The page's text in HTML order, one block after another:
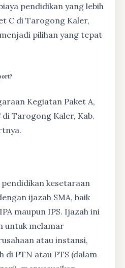
pendidikan yang lebih
C di Tarogong Kaler,
pilihan yang tepat
Kegiatan Paket A,
di Tarogong Kaler, Kab.
kesetaraan
ijazah SMA, baik
maupun IPS. Ijazah ini
untuk melamar
atau instansi,
di PTN atau PTS (dalam